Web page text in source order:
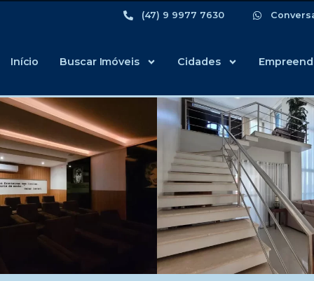
(47) 9 9977 7630
Início Buscar Imóveis Cidades